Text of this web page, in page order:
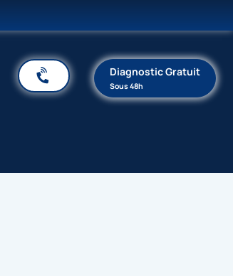
Diagnostic Gratuit
Sous 48h